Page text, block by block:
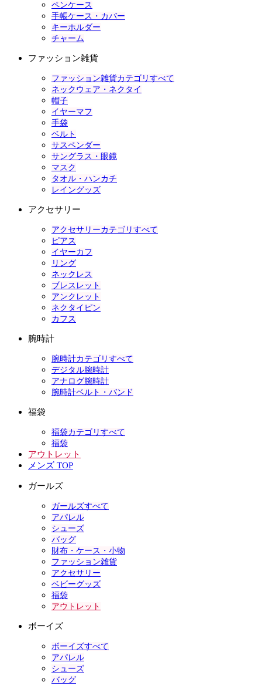
ペンケース
手帳ケース・カバー
キーホルダー
チャーム
ファッション雑貨
ファッション雑貨カテゴリすべて
ネックウェア・ネクタイ
帽子
イヤーマフ
手袋
ベルト
サスペンダー
サングラス・眼鏡
マスク
タオル・ハンカチ
レイングッズ
アクセサリー
アクセサリーカテゴリすべて
ピアス
イヤーカフ
リング
ネックレス
ブレスレット
アンクレット
ネクタイピン
カフス
腕時計
腕時計カテゴリすべて
デジタル腕時計
アナログ腕時計
腕時計ベルト・バンド
福袋
福袋カテゴリすべて
福袋
アウトレット
メンズ TOP
ガールズ
ガールズすべて
アパレル
シューズ
バッグ
財布・ケース・小物
ファッション雑貨
アクセサリー
ベビーグッズ
福袋
アウトレット
ボーイズ
ボーイズすべて
アパレル
シューズ
バッグ